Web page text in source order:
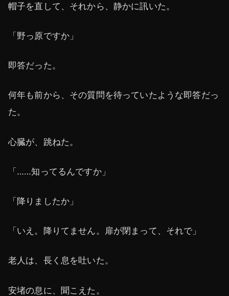
帽子を直して、それから、静かに訊いた。
「野っ原ですか」
即答だった。
何年も前から、その質問を待っていたような即答だっ
た。
心臓が、跳ねた。
「……知ってるんですか」
「降りましたか」
「いえ。降りてません。扉が閉まって、それで」
老人は、長く息を吐いた。
安堵の息に、聞こえた。